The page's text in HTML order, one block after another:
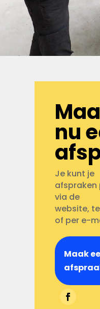
nu
Je kunt je
afspraken
via de
website,
of per e-
Maak